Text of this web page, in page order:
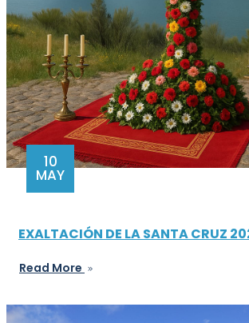
10
MAY
EXALTACIÓN DE LA SANTA CRUZ
Read More